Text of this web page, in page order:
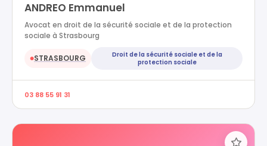
ANDREO Emmanuel
Avocat en droit de la sécurité sociale et de la protection
sociale à Strasbourg
●STRASBOURG
Droit de la sécurité sociale et de la
protection sociale
03 88 55 91 31